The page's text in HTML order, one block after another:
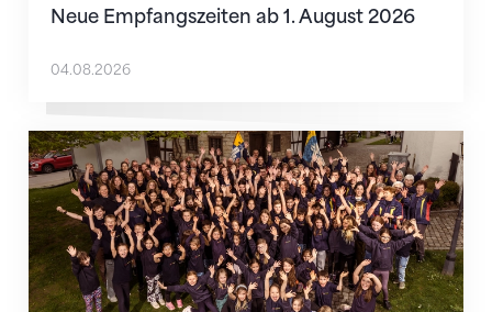
Neue Empfangszeiten ab 1. August 2026
04.08.2026
Mitmachen ist selbstverständlich